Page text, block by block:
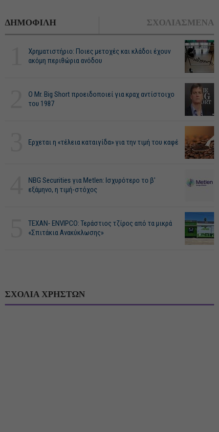
ΔΗΜΟΦΙΛΗ ΣΧΟΛΙΑΣΜΕΝΑ
Χρηματιστήριο: Ποιες μετοχές και κλάδοι έχουν
ακόμη περιθώρια ανόδου
O Mr. Big Short προειδοποιεί για κραχ αντίστοιχο
του 1987
Ερχεται η «τέλεια καταιγίδα» για την τιμή του καφέ
NBG Securities για Metlen: Ισχυρότερο το β'
εξάμηνο, η τιμή-στόχος
ΤΕΧΑΝ- ENVIPCO: Τεράστιος τζίρος από τα μικρά
«Σπιτάκια Ανακύκλωσης»
ΣΧΟΛΙΑ ΧΡΗΣΤΩΝ